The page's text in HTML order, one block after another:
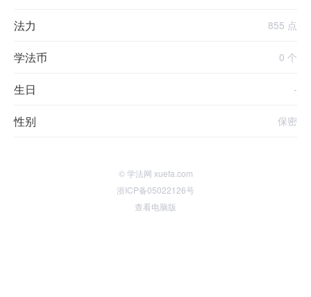
法力 855 点
学法币 0 个
生日 -
性别 保密
© 学法网 xuefa.com
浙ICP备05022126号
查看电脑版